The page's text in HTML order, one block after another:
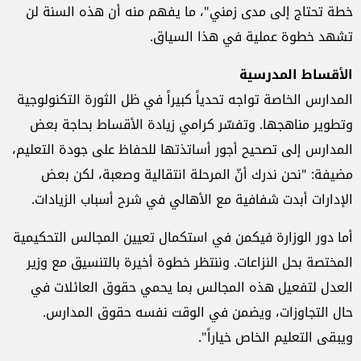
خطة تحتاج إلى مدى زمني"، ما يفهم منه أن هذه السنة لن
تشهد خطوة عملية في هذا السياق.
الأقساط المدرسية
المدارس الخاصة تواجه تحدياً كبيراً في ظل الثورة التكنولوجية
وتطوير مناهجها. وتفسّر كرامي زيادة الأقساط بحاجة بعض
المدارس إلى تصحيح أجور أساتذتها للحفاظ على جودة التعليم،
مضيفة: "نحن ندرك أنّ المرحلة انتقالية وصعبة، لكن بعض
الإدارات أبدت شفافية مع الأهالي في شرح أسباب الزيادات.
أما دور الوزارة فيكمن في استكمال تعيين المجالس التحكيمية
المختصة بحل النزاعات. وننتظر خطوة أخيرة بالتنسيق مع وزير
العدل لتفعيل هذه المجالس بما يحمي حقوق العائلات في
حال التجاوزات، ويضمن في الوقت نفسه حقوق المدارس.
ويبقى التعليم الخاص خياراً".